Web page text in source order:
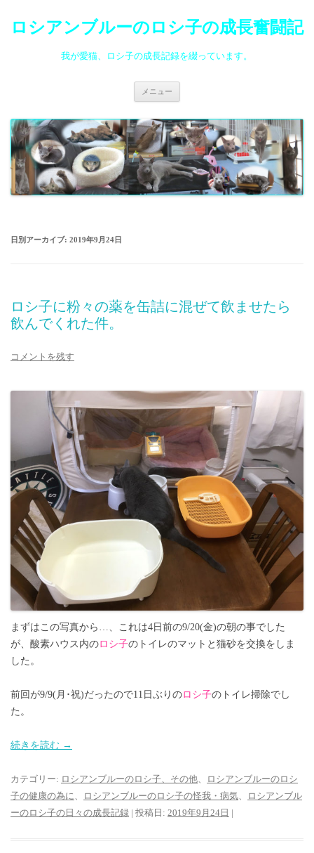
ロシアンブルーのロシ子の成長奮闘記
我が愛猫、ロシ子の成長記録を綴っています。
メニュー
ツ
へ
ス
キ
ッ
プ
日別アーカイブ: 2019年9月24日
ロシ子に粉々の薬を缶詰に混ぜて飲ませたら
飲んでくれた件。
コメントを残す
まずはこの写真から…、これは4日前の9/20(金)の朝の事でした
が、酸素ハウス内のロシ子のトイレのマットと猫砂を交換をしま
した。
前回が9/9(月･祝)だったので11日ぶりのロシ子のトイレ掃除でし
た。
続きを読む →
カテゴリー: ロシアンブルーのロシ子、その他、
ロシアンブルーのロシ
子の健康の為に、 ロシアンブルーのロシ子の怪我・病気、
ロシアンブル
ーのロシ子の日々の成長記録 | 投稿日: 2019年9月24日 |